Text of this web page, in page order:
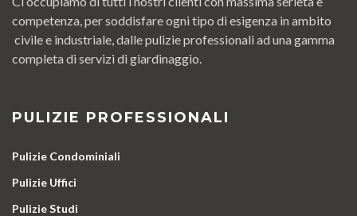
competenza, per soddisfare ogni tipo di esigenza in ambito
civile e industriale, dalle pulizie professionali ad una gamma
completa di servizi di giardinaggio.
PULIZIE PROFESSIONALI
Pulizie Condominiali
Pulizie Uffici
Pulizie Studi